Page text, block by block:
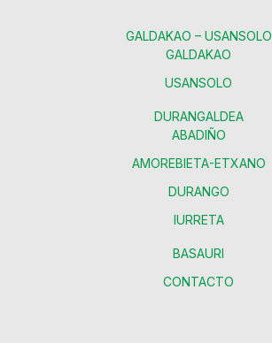
GALDAKAO – USANSOLO
GALDAKAO
USANSOLO
DURANGALDEA
ABADIÑO
AMOREBIETA-ETXANO
DURANGO
IURRETA
BASAURI
CONTACTO